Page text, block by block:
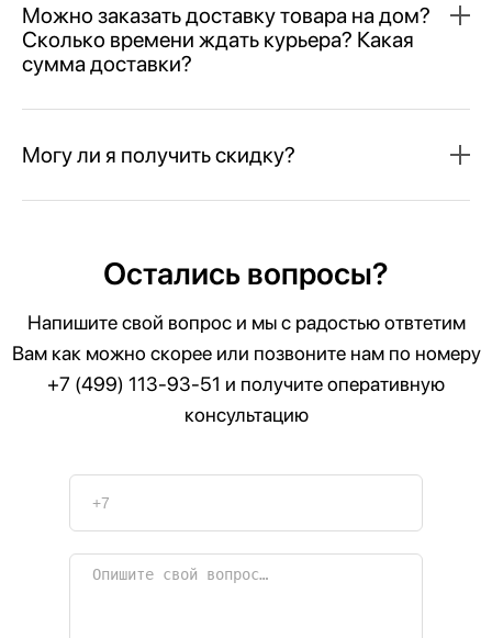
Можно заказать доставку товара на дом?
Сколько времени ждать курьера? Какая
сумма доставки?
Могу ли я получить скидку?
Остались вопросы?
Напишите свой вопрос и мы с радостью отвтетим
Вам как можно скорее или позвоните нам по номеру
+7 (499) 113-93-51 и получите оперативную
консультацию